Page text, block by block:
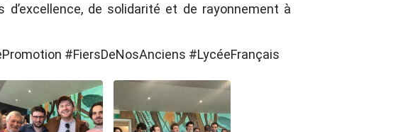
de solidarité et de rayonnement à
#FiersDeNosAnciens #LycéeFrançais